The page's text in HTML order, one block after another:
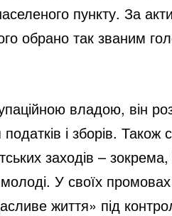
пункту. За
обрано так званим
владою, він
і зборів. Також
заходів –
У своїх
життя» під